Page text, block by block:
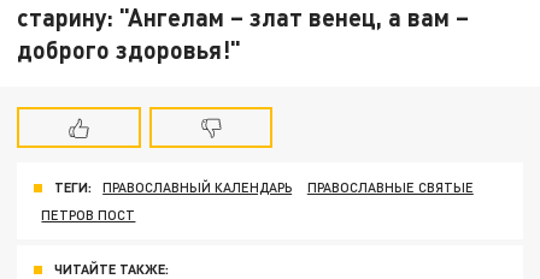
старину: "Ангелам – злат венец, а вам –
доброго здоровья!"
ТЕГИ: ПРАВОСЛАВНЫЙ КАЛЕНДАРЬ
ПРАВОСЛАВНЫЕ СВЯТЫЕ
ПЕТРОВ ПОСТ
ЧИТАЙТЕ ТАКЖЕ: